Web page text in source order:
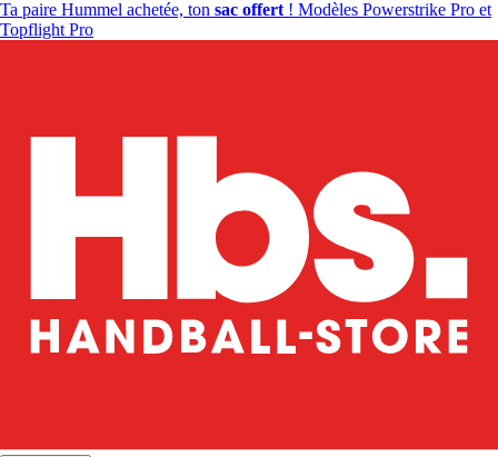
Ta paire Hummel achetée, ton sac offert ! Modèles Powerstrike Pro et
Topflight Pro